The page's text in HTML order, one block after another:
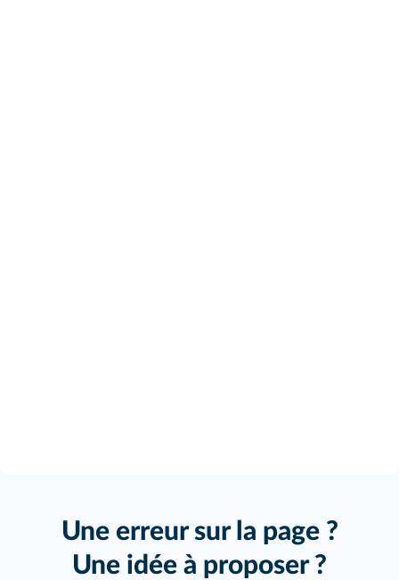
Une erreur sur la page ?
Une idée à proposer ?